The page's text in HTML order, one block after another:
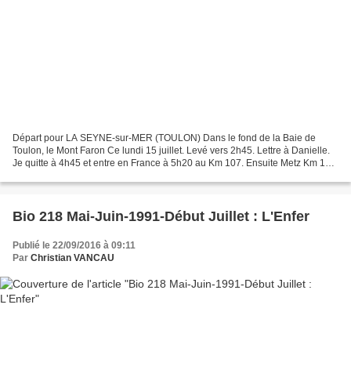
Départ pour LA SEYNE-sur-MER (TOULON) Dans le fond de la Baie de
Toulon, le Mont Faron Ce lundi 15 juillet. Levé vers 2h45. Lettre à Danielle.
Je quitte à 4h45 et entre en France à 5h20 au Km 107. Ensuite Metz Km 160
Bio 218 Mai-Juin-1991-Début Juillet : L'Enfer
Publié le 22/09/2016 à 09:11
Par Christian VANCAU